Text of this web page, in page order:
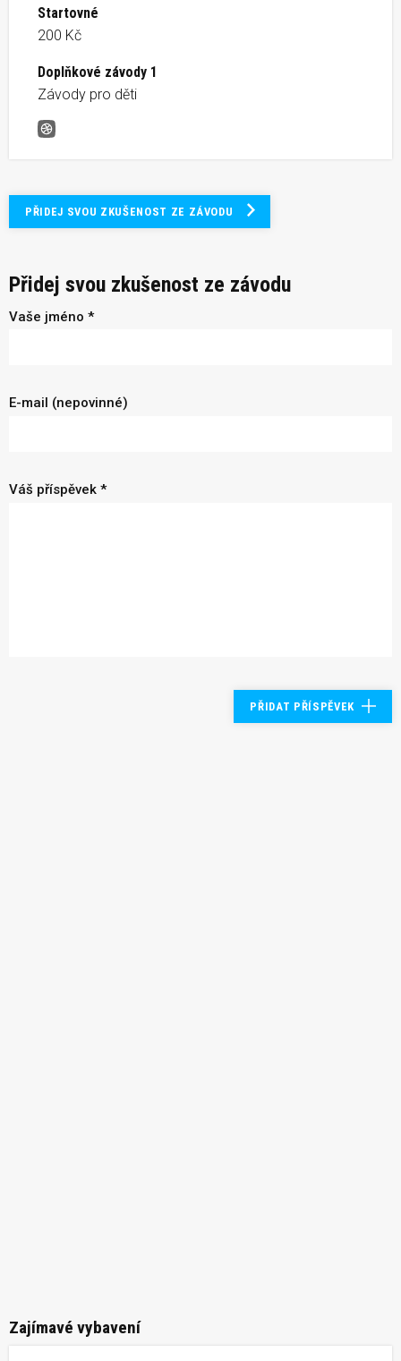
Startovné
200 Kč
Doplňkové závody 1
Závody pro děti
Sokolský běh republiky
PŘIDEJ SVOU ZKUŠENOST ZE ZÁVODU
Přidej svou zkušenost ze závodu
Vaše jméno *
E-mail (nepovinné)
Váš příspěvek *
PŘIDAT PŘÍSPĚVEK
Zajímavé vybavení